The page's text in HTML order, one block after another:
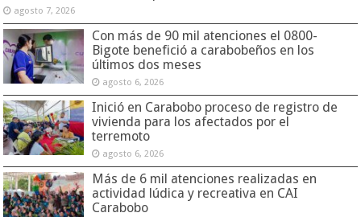
agosto 7, 2026
Con más de 90 mil atenciones el 0800-
Bigote benefició a carabobeños en los
últimos dos meses
agosto 6, 2026
Inició en Carabobo proceso de registro de
vivienda para los afectados por el
terremoto
agosto 6, 2026
Más de 6 mil atenciones realizadas en
actividad lúdica y recreativa en CAI
Carabobo